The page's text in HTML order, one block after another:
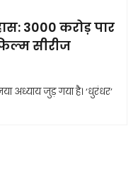
3000 करोड़ पार
सीरीज
अध्याय जुड़ गया है। ‘धुरंधर’